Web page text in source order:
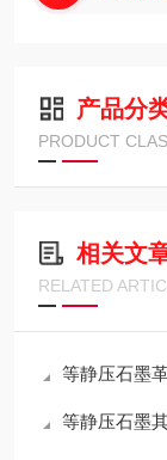
产品分
PRODUCT
相关文
RELATED
等静压石墨
等静压石墨